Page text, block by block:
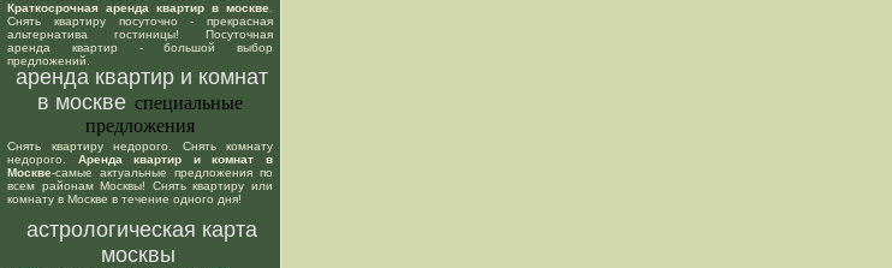
Краткосрочная аренда квартир в москве
Снять квартиру посуточно - прекрасная
альтернатива гостиницы! Посуточная
аренда квартир - большой выбор
предложений.
аренда квартир и комнат
в москве специальные
предложения
Снять квартиру недорого. Снять комнату
недорого. Аренда квартир и комнат в
Москве-самые актуальные предложения по
всем районам Москвы! Снять квартиру или
комнату в Москве в течение одного дня!
астрологическая карта
москвы